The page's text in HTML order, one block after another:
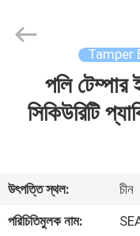
আমাদের
সম্পর্কে
Material
Tamper
পলি টেম্পার
সিকিউরিটি
উৎপত্তি স্থল:
চীন
পরিচিতিমুলক নাম: